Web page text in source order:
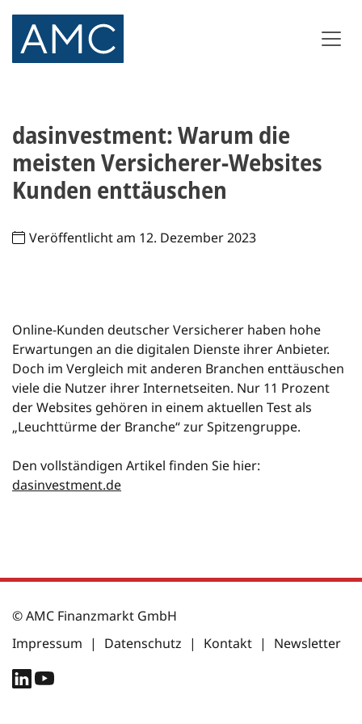
dasinvestment: Warum die
meisten Versicherer-Websites
Kunden enttäuschen
Veröffentlicht am 12. Dezember 2023
Online-Kunden deutscher Versicherer haben hohe
Erwartungen an die digitalen Dienste ihrer Anbieter.
Doch im Vergleich mit anderen Branchen enttäuschen
viele die Nutzer ihrer Internetseiten. Nur 11 Prozent
der Websites gehören in einem aktuellen Test als
„Leuchttürme der Branche“ zur Spitzengruppe.
Den vollständigen Artikel finden Sie hier:
dasinvestment.de
© AMC Finanzmarkt GmbH
Impressum | Datenschutz | Kontakt | Newsletter